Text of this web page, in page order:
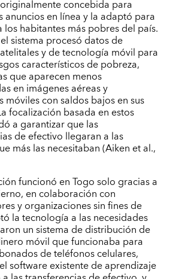
concebida para
anuncios en línea y la adaptó para
los habitantes más pobres del país.
sistema procesó datos de
y de tecnología móvil para
característicos de pobreza,
que aparecen menos
en imágenes aéreas y
móviles con saldos bajos en sus
focalización basada en estos
a garantizar que las
de efectivo llegaran a las
más las necesitaban (Aiken et al.,
funcionó en Togo solo gracias a
en colaboración con
y organizaciones sin fines de
la tecnología a las necesidades
un sistema de distribución de
móvil que funcionaba para
de teléfonos celulares,
software existente de aprendizaje